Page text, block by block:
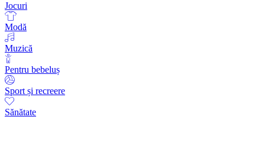
Jocuri
Modă
Muzică
Pentru bebeluș
Sport și recreere
Sănătate